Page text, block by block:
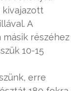
kivajazott
A
részéhez
10-15
erre